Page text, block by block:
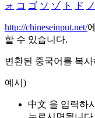
ォ コ ゴ ソ ゾ ト ド ノ
http://chineseinput.net/
할 수 있습니다.
변환된 중국어를 복
예시)
中文 을 입력하